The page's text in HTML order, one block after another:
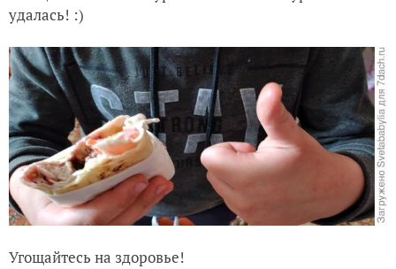
удалась! :)
Угощайтесь на здоровье!